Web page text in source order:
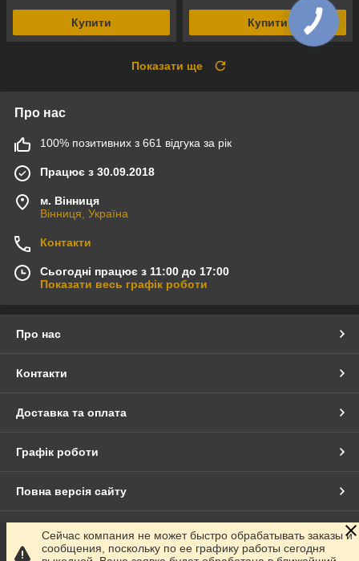
Купити Купити
Показати ще
Про нас
100% позитивних з 661 відгука за рік
Працює з 30.09.2018
м. Вінниця
Вінниця, Україна
Контакти
Сьогодні працює з 11:00 до 17:00
Показати весь графік роботи
Про нас
Контакти
Доставка та оплата
Графік роботи
Повна версія сайту
Сайт створено на маркетплейсі Prom.ua
Сейчас компания не может быстро обрабатывать заказы и
сообщения, поскольку по ее графику работы сегодня